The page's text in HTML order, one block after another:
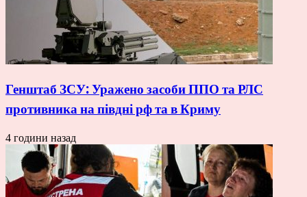
Генштаб ЗСУ: Уражено засоби ППО та РЛС
противника на півдні рф та в Криму
4 години назад